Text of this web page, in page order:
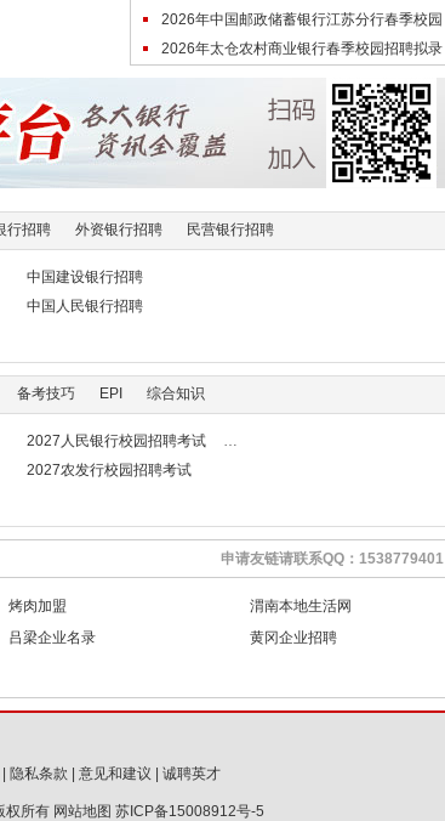
务岗入围人选公告
2026年中国邮政储蓄银行江苏分行春季校园
招聘线下二面面试经验
2026年太仓农村商业银行春季校园招聘拟录
行招聘 外资银行招聘 民营银行招聘
中国建设银行招聘
中国人民银行招聘
备考技巧 EPI 综合知识
2027人民银行校园招聘考试
2027农发行校园招聘考试
申请友链请联系QQ：1538779401
烤肉加盟
渭南本地生活网
吕梁企业名录
黄冈企业招聘
隐私条款 意见和建议 诚聘英才
权所有 网站地图 苏ICP备15008912号-5